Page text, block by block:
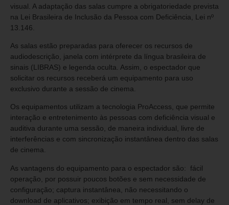
visual. A adaptação das salas cumpre a obrigatoriedade prevista
na Lei Brasileira de Inclusão da Pessoa com Deficiência, Lei nº
13.146.
As salas estão preparadas para oferecer os recursos de
audiodescrição, janela com intérprete da língua brasileira de
sinais (LIBRAS) e legenda oculta. Assim, o espectador que
solicitar os recursos receberá um equipamento para uso
exclusivo durante a sessão de cinema.
Os equipamentos utilizam a tecnologia ProAccess, que permite
interação e entretenimento às pessoas com deficiência visual e
auditiva durante uma sessão, de maneira individual, livre de
interferências e com sincronização instantânea dentro das salas
de cinema.
As vantagens do equipamento para o espectador são: fácil
operação, por possuir poucos botões e sem necessidade de
configuração; captura instantânea, não necessitando o
download de aplicativos; exibição em tempo real, sem delay de